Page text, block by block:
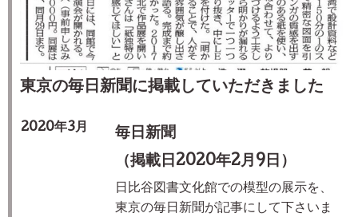
東京の毎日新聞に掲載していただきました
2020年3月
毎日新聞
（掲載日2020年2月9日）
日比谷図書文化館での模型の展示を、
東京の毎日新聞が記事にして下さいま